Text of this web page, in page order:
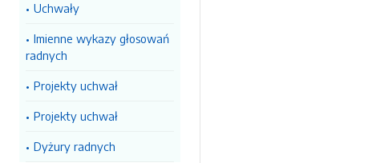
Uchwały
Imienne wykazy głosowań
radnych
Projekty uchwał
Projekty uchwał
Dyżury radnych